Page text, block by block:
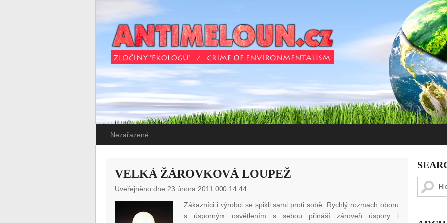
Nezařazené
VELKÁ ŽÁROVKOVÁ LOUPEŽ
Uveřejněno dne 23 února 2011 000 14:44
Zákazníci i výrobci se spikli sami proti sobě. Rychlý rozmach oboru
s úsporným osvětlením s sebou přináší zároveň úspory i